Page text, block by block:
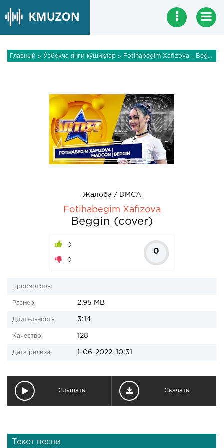
Главный » Ўзбекча янги қўшиқлар » Fotihabegim Xafizova - Beggin (cover)
Жалоба / DMCA
Fotihabegim Xafizova
Beggin (cover)
0
0
0
Просмотров:
Размер: 2,95 MB
Длительность: 3:14
Качество: 128
Дата релиза: 1-06-2022, 10:31
Слушать Скачать
Текст песни